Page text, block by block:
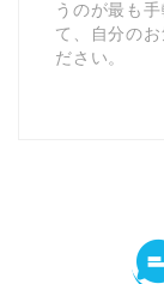
うのが最も
て、自分の
ださい。